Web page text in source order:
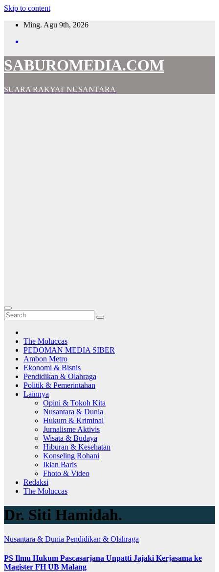
Skip to content
Ming. Agu 9th, 2026
SABUROMEDIA.COM
SUARA RAKYAT NUSANTARA
The Moluccas
PEDOMAN MEDIA SIBER
Ambon Metro
Ekonomi & Bisnis
Pendidikan & Olahraga
Politik & Pemerintahan
Lainnya
Opini & Tokoh Kita
Nusantara & Dunia
Hukum & Kriminal
Jurnalisme Aktivis
Wisata & Budaya
Hiburan & Kesehatan
Konseling Rohani
Iklan Baris
Fhoto & Video
Redaksi
The Moluccas
Dr. Siti Hamidah.
Nusantara & Dunia Pendidikan & Olahraga
PS Ilmu Hukum Pascasarjana Unpatti Jajaki Kerjasama ke
Magister FH UB Malang